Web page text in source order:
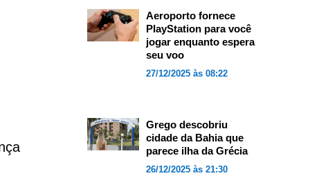
Aeroporto fornece
PlayStation para você
jogar enquanto espera
seu voo
27/12/2025 às 08:22
Grego descobriu
cidade da Bahia que
parece ilha da Grécia
26/12/2025 às 21:30